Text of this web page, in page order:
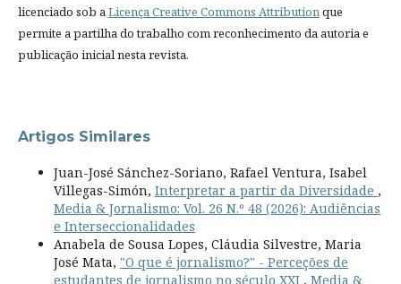
licenciado sob aLicença Creative Commons Attributionque
permite a partilha do trabalho com reconhecimento da autoria e
publicação inicial nesta revista.
Artigos Similares
Juan-José Sánchez-Soriano, Rafael Ventura, Isabel
Villegas-Simón, Interpretar a partir da Diversidade ,
Media & Jornalismo: Vol. 26 N.º 48 (2026): Audiências
e Interseccionalidades
Anabela de Sousa Lopes, Cláudia Silvestre, Maria
José Mata, "O que é jornalismo?" - Perceções de
estudantes de jornalismo no século XXI , Media &